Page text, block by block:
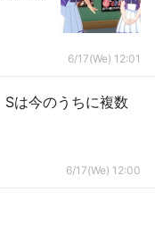
6/17(We) 12:01
Sは今のうちに複数
6/17(We) 12:00